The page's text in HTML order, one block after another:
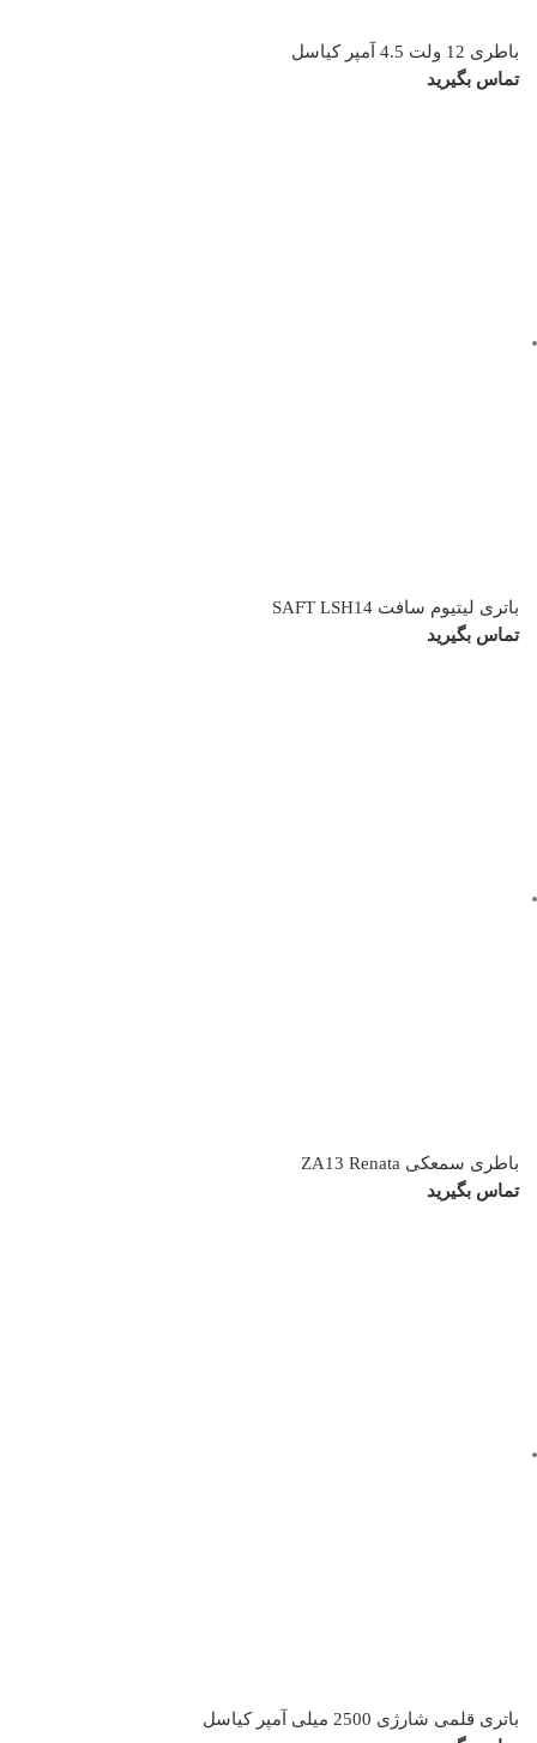
باطری 12 ولت 4.5 آمپر کیاسل
تماس بگیرید
باتری لیتیوم سافت SAFT LSH14
تماس بگیرید
باطری سمعکی ZA13 Renata
تماس بگیرید
باتری قلمی شارژی 2500 میلی آمپر کیاسل